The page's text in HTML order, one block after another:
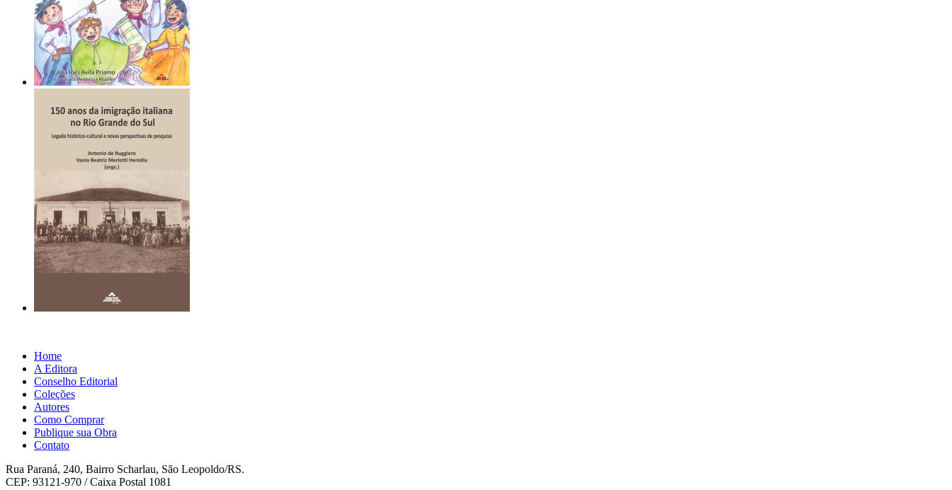
Home
A Editora
Conselho Editorial
Coleções
Autores
Como Comprar
Publique sua Obra
Contato
Rua Paraná, 240, Bairro Scharlau, São Leopoldo/RS.
CEP: 93121-970 / Caixa Postal 1081